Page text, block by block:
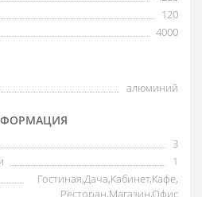
120
4000
алюминий
3
1
Гостиная,Дача,Кабинет,Кафе,
Ресторан,Магазин,Офис